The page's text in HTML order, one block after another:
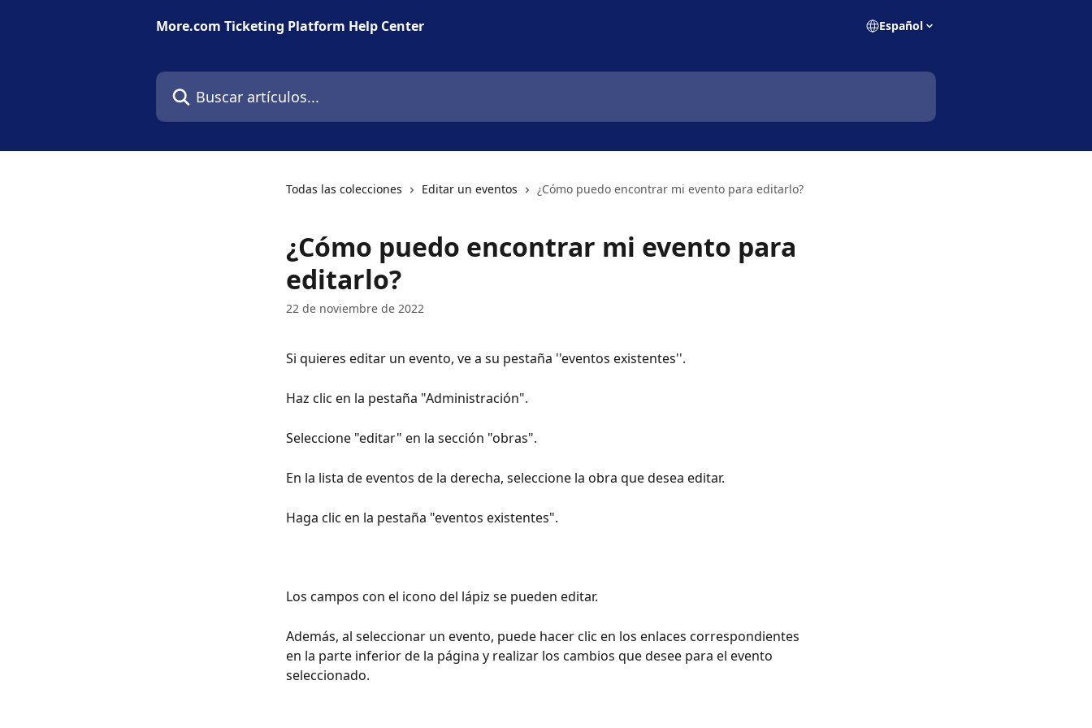
More.com Ticketing Platform Help Center
Español
Buscar artículos...
Todas las colecciones Editar un eventos ¿Cómo puedo encontrar mi evento para editarlo?
¿Cómo puedo encontrar mi evento para
editarlo?
22 de noviembre de 2022
Si quieres editar un evento, ve a su pestaña ''eventos existentes''.
Haz clic en la pestaña "Administración".
Seleccione "editar" en la sección "obras".
En la lista de eventos de la derecha, seleccione la obra que desea editar.
Haga clic en la pestaña "eventos existentes".
Los campos con el icono del lápiz se pueden editar.
Además, al seleccionar un evento, puede hacer clic en los enlaces correspondientes
en la parte inferior de la página y realizar los cambios que desee para el evento
seleccionado.